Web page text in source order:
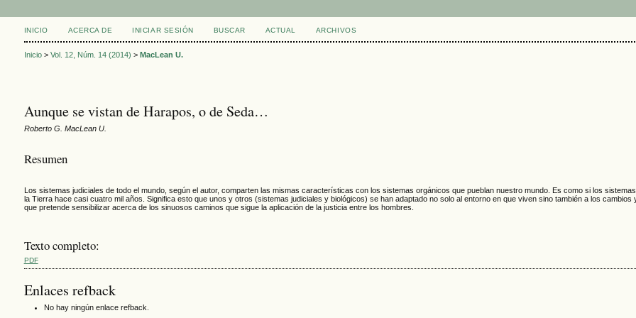
INICIO ACERCA DE INICIAR SESIÓN BUSCAR ACTUAL ARCHIVOS
Inicio> Vol. 12, Núm. 14 (2014) > MacLean U.
Aunque se vistan de Harapos, o de Seda…
Roberto G. MacLean U.
Resumen
Los sistemas judiciales de todo el mundo, según el autor, comparten las mismas características con los sistemas orgánicos que pueblan nuestro mundo. Es como si los
la Tierra hace casi cuatro mil años. Significa esto que unos y otros (sistemas judiciales y biológicos) se han adaptado no solo al entorno en que viven sino también a los
que pretende sensibilizar acerca de los sinuosos caminos que sigue la aplicación de la justicia entre los hombres.
Texto completo:
PDF
Enlaces refback
No hay ningún enlace refback.